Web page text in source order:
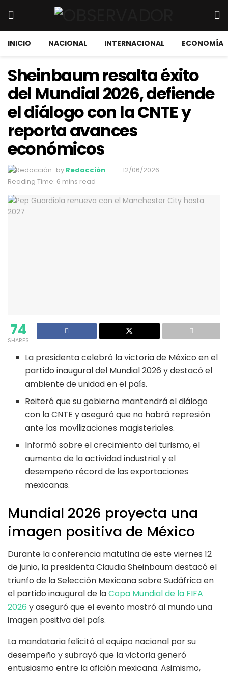
INICIO NACIONAL INTERNACIONAL ECONOMÍA
Sheinbaum resalta éxito
del Mundial 2026, defiende
el diálogo con la CNTE y
reporta avances
económicos
by Redacción
12/06/2026
Reading Time: 6 mins read
74
SHARES
La presidenta celebró la victoria de México en el
partido inaugural del Mundial 2026 y destacó el
ambiente de unidad en el país.
Reiteró que su gobierno mantendrá el diálogo
con la CNTE y aseguró que no habrá represión
ante las movilizaciones magisteriales.
Informó sobre el crecimiento del turismo, el
aumento de la actividad industrial y el
desempeño récord de las exportaciones
mexicanas.
Mundial 2026 proyecta una
imagen positiva de México
Durante la conferencia matutina de este viernes 12
de junio, la presidenta Claudia Sheinbaum destacó el
triunfo de la Selección Mexicana sobre Sudáfrica en
el partido inaugural de laCopa Mundial de la FIFA
2026 y aseguró que el evento mostró al mundo una
imagen positiva del país.
La mandataria felicitó al equipo nacional por su
desempeño y subrayó que la victoria generó
entusiasmo entre la afición mexicana. Asimismo,